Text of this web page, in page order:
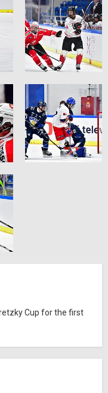
Cup for the first